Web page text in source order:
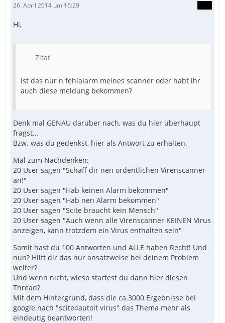
26. April 2014 um 16:29
Hi,
Zitat
ist das nur n fehlalarm meines scanner oder habt ihr
auch diese meldung bekommen?
Denk mal GENAU darüber nach, was du hier überhaupt
fragst...
Bzw. was du gedenkst, hier als Antwort zu erhalten.
Mal zum Nachdenken:
20 User sagen "Schaff dir nen ordentlichen Virenscanner
an!"
20 User sagen "Hab keinen Alarm bekommen"
20 User sagen "Hab nen Alarm bekommen"
20 User sagen "Scite braucht kein Mensch"
20 User sagen "Auch wenn alle Virenscanner KEINEN Virus
anzeigen, kann trotzdem ein Virus enthalten sein"
Somit hast du 100 Antworten und ALLE haben Recht! Und
nun? Hilft dir das nur ansatzweise bei deinem Problem
weiter?
Und wenn nicht, wieso startest du dann hier diesen
Thread?
Mit dem Hintergrund, dass die ca.3000 Ergebnisse bei
google nach "scite4autoit virus" das Thema mehr als
eindeutig beantworten!